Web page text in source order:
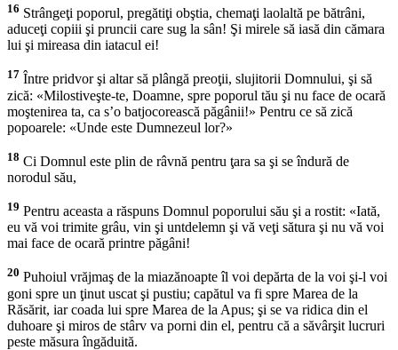
16 Strângeţi poporul, pregătiţi obştia, chemaţi laolaltă pe bătrâni,
aduceţi copiii şi pruncii care sug la sân! Şi mirele să iasă din cămara
lui şi mireasa din iatacul ei!
17 Între pridvor şi altar să plângă preoţii, slujitorii Domnului, şi să
zică: «Milostiveşte-te, Doamne, spre poporul tău şi nu face de ocară
moştenirea ta, ca s’o batjocorească păgânii!» Pentru ce să zică
popoarele: «Unde este Dumnezeul lor?»
18 Ci Domnul este plin de râvnă pentru ţara sa şi se îndură de
norodul său,
19 Pentru aceasta a răspuns Domnul poporului său şi a rostit: «Iată,
eu vă voi trimite grâu, vin şi untdelemn şi vă veţi sătura şi nu vă voi
mai face de ocară printre păgâni!
20 Puhoiul vrăjmaş de la miazănoapte îl voi depărta de la voi şi-l voi
goni spre un ţinut uscat şi pustiu; capătul va fi spre Marea de la
Răsărit, iar coada lui spre Marea de la Apus; şi se va ridica din el
duhoare şi miros de stârv va porni din el, pentru că a săvârşit lucruri
peste măsura îngăduită.